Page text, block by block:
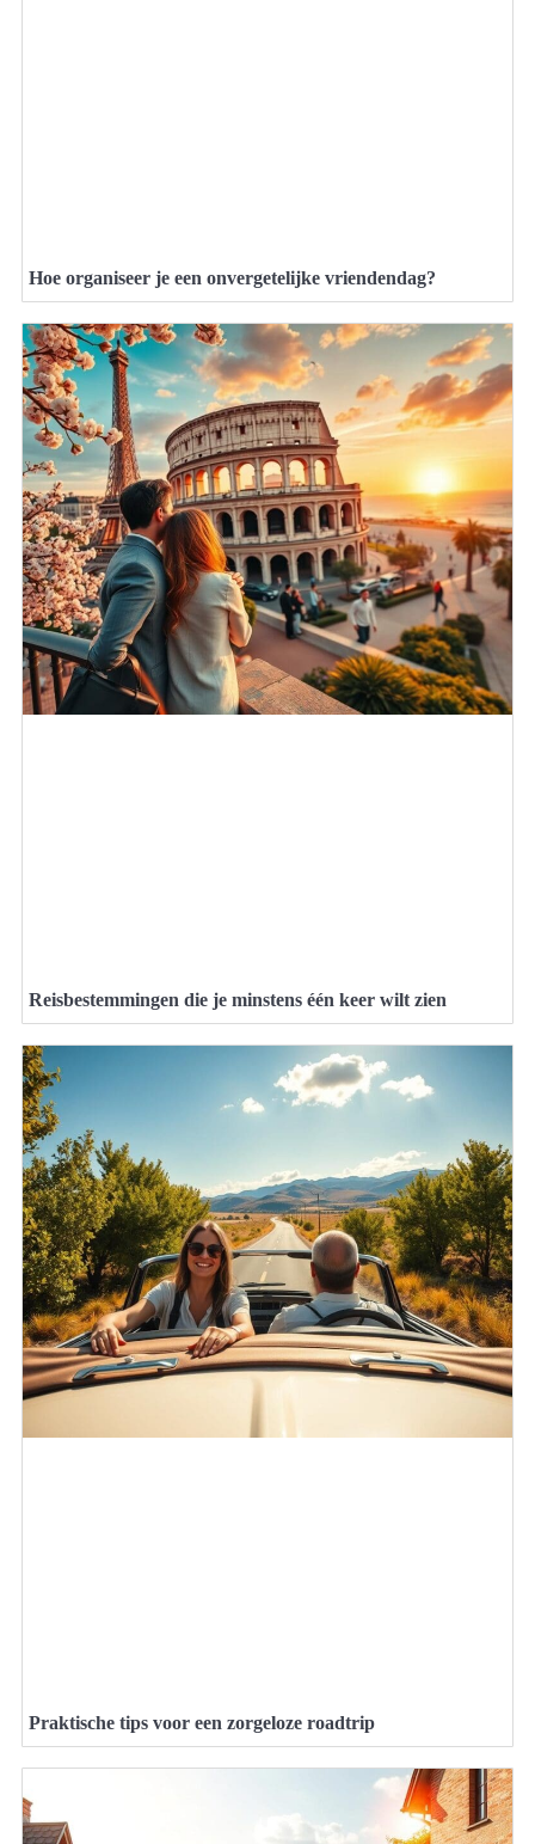
Hoe organiseer je een onvergetelijke vriendendag?
Reisbestemmingen die je minstens één keer wilt zien
Praktische tips voor een zorgeloze roadtrip